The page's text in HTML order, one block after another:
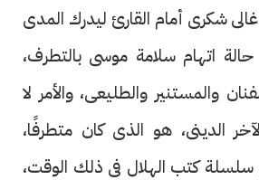
شكرى أمام القارئ ليدرك المدى
اتهام سلامة موسى بالتطرف،
والمستنير والطليعى، والأمر لا
الدينى، هو الذى كان متطرفًا،
كتب الهلال فى ذلك الوقت،